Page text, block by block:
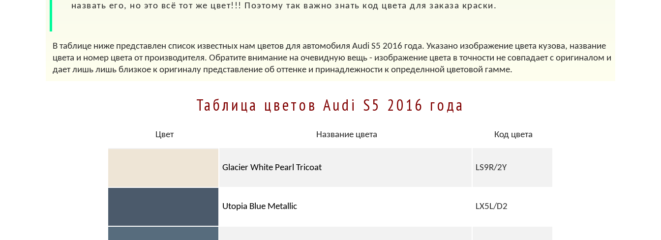
назвать его, но это всё тот же цвет!!! Поэтому так важно знать код цвета для заказа краски.
В таблице ниже представлен список известных нам цветов для автомобиля Audi S5 2016 года. Указано изображение цвета кузова, название
цвета и номер цвета от производителя. Обратите внимание на очевидную вещь - изображение цвета в точности не совпадает с оригиналом и
дает лишь лишь близкое к оригиналу представление об оттенке и принадлежности к определнной цветовой гамме.
Таблица цветов Audi S5 2016 года
Цвет Название цвета Код цвета
Glacier White Pearl Tricoat LS9R/2Y
Utopia Blue Metallic LX5L/D2